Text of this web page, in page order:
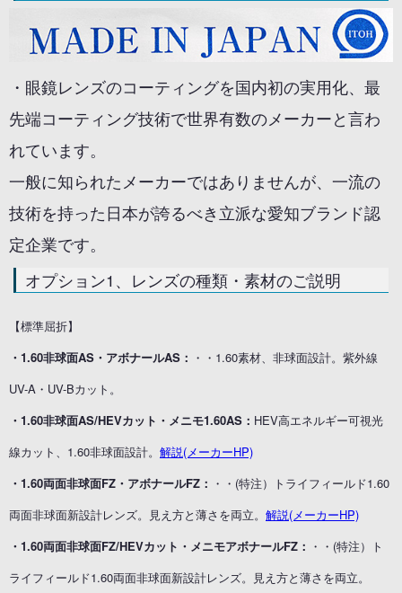
・眼鏡レンズのコーティングを国内初の実用化、最
先端コーティング技術で世界有数のメーカーと言わ
れています。
一般に知られたメーカーではありませんが、一流の
技術を持った日本が誇るべき立派な愛知ブランド認
定企業です。
オプション1、レンズの種類・素材のご説明
【標準屈折】
・1.60非球面AS・アボナールAS： ・・1.60素材、非球面設計。紫外線
UV-A・UV-Bカット。
・1.60非球面AS/HEVカット・メニモ1.60AS： HEV高エネルギー可視光
線カット、1.60非球面設計。 解説(メーカーHP)
・1.60両面非球面FZ・アボナールFZ： ・・(特注）トライフィールド1.60
両面非球面新設計レンズ。見え方と薄さを両立。 解説(メーカーHP)
・1.60両面非球面FZ/HEVカット・メニモアボナールFZ： ・・(特注）ト
ライフィールド1.60両面非球面新設計レンズ。見え方と薄さを両立。